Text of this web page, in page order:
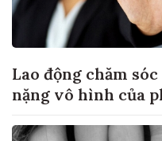
Lao động chăm
nặng vô hình của